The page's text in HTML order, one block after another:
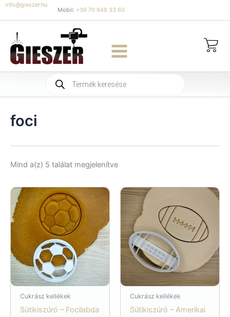
Skip
to
content
info@gieszer.hu
Mobil: +36 70 949 33 60
Products
search
foci
Mind a(z) 5 találat megjelenítveSorted
Cukrász kellékek
Sütikiszúró – Focilabda
Cukrász kellékek
Sütikiszúró – Amerikai